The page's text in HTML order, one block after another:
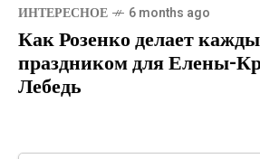
ИНТЕРЕСНОЕ 6 months ago
Как Розенко делает
праздником для Елены-
Лебедь